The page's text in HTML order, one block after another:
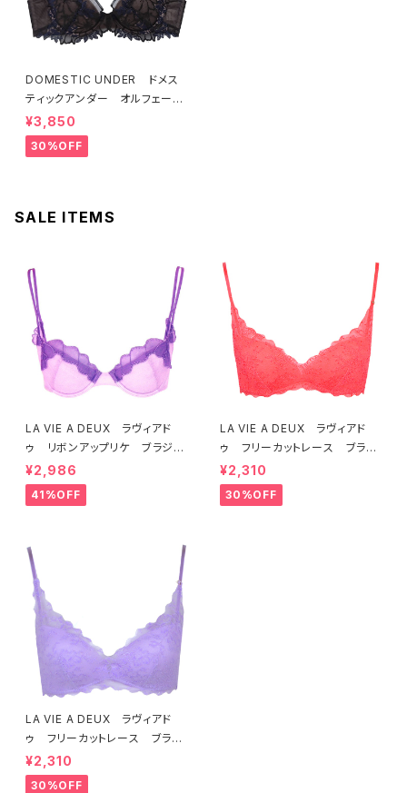
DOMESTIC UNDER ドメス
ティックアンダー オルフェーヴ
ル ブラジャー（ブラック）D225
4 送料無料
¥3,850
30%OFF
SALE ITEMS
LA VIE A DEUX ラヴィアド
ゥ リボンアップリケ ブラジャ
ー（ラベンダー） 22293 SA
LE セール 送料無料
¥2,986
41%OFF
LA VIE A DEUX ラヴィアド
ゥ フリーカットレース ブラレ
ット ソフトブラ（トマトレッド）2
2457 SALE 送料無料
¥2,310
30%OFF
LA VIE A DEUX ラヴィアド
ゥ フリーカットレース ブラレ
ット ソフトブラ（ラベンダー）22
463 SALE 送料無料
¥2,310
30%OFF